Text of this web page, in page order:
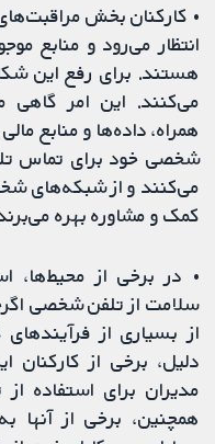
• کارکنان بخش
انتظار می‌رود و منابع
هستند. برای رفع این
می‌کنند. این امر
همراه، داده‌ها و منابع
شخصی خود برای تماس
می‌کنند و از شبکه‌های
کمک و مشاوره بهره
• در برخی از محیط‌ها،
سلامت از تلفن شخصی
از بسیاری از
دلیل، برخی از
مدیران برای استفاده
همچنین، برخی از